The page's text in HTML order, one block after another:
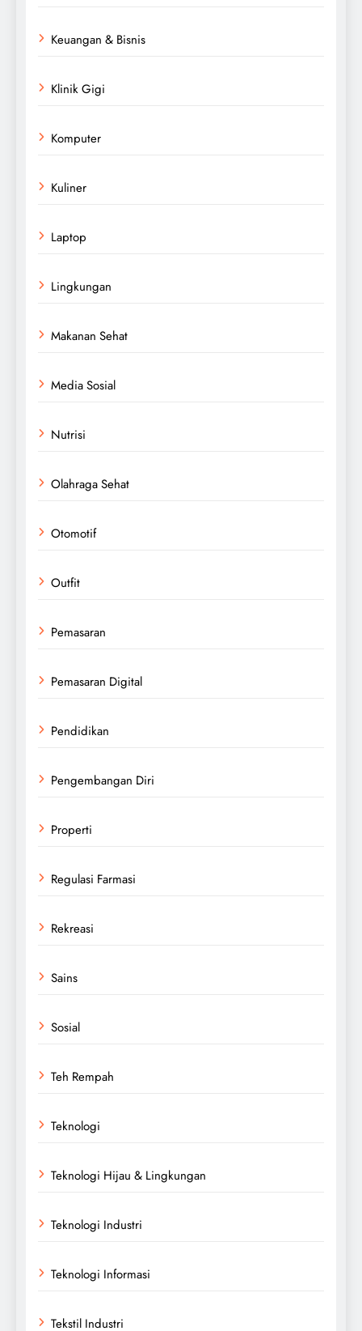
Keuangan & Bisnis
Klinik Gigi
Komputer
Kuliner
Laptop
Lingkungan
Makanan Sehat
Media Sosial
Nutrisi
Olahraga Sehat
Otomotif
Outfit
Pemasaran
Pemasaran Digital
Pendidikan
Pengembangan Diri
Properti
Regulasi Farmasi
Rekreasi
Sains
Sosial
Teh Rempah
Teknologi
Teknologi Hijau & Lingkungan
Teknologi Industri
Teknologi Informasi
Tekstil Industri